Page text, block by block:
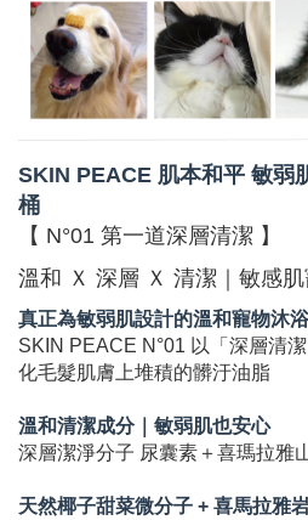
SKIN PEACE 肌本和平 敏弱
桶
【 N°01 第一道深層清潔 】
溫和 Ｘ 深層 Ｘ 清潔｜敏感
真正為敏弱肌設計的溫和寵物沐
SKIN PEACE N°01 以「深層清
化毛髮肌膚上堆積的髒汙油脂
溫和清潔成分｜敏弱肌也安心
深層潔淨分子 尿囊素＋喜瑪拉雅
天然椰子甜菜微分子 + 喜馬拉雅